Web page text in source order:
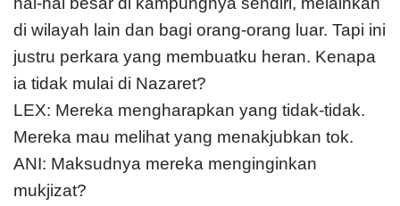
di wilayah lain dan bagi orang-orang luar. Tapi ini
justru perkara yang membuatku heran. Kenapa
ia tidak mulai di Nazaret?
LEX: Mereka mengharapkan yang tidak-tidak.
Mereka mau melihat yang menakjubkan tok.
ANI: Maksudnya mereka menginginkan
mukjizat?